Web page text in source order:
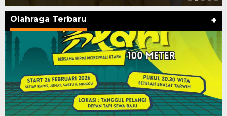
Olahraga Terbaru +